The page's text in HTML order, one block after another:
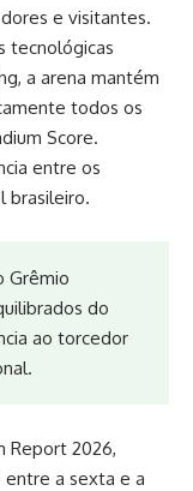
e visitantes.
tecnológicas
a arena mantém
todos os
Score.
entre os
brasileiro.
Grêmio
do
ao torcedor
Report 2026,
entre a sexta e a